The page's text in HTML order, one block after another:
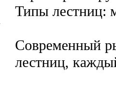
Типы лестниц:
Современный
лестниц,